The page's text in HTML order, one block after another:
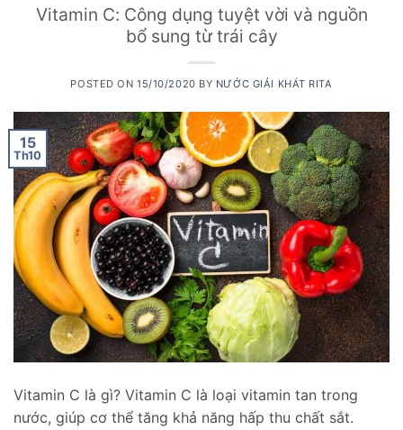
Vitamin C: Công dụng tuyệt vời và nguồn
bổ sung từ trái cây
POSTED ON15/10/2020 BY NƯỚC GIẢI KHÁT RITA
15
Th10
Vitamin C là gì? Vitamin C là loại vitamin tan trong
nước, giúp cơ thể tăng khả năng hấp thu chất sắt.